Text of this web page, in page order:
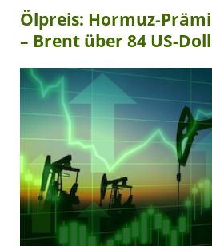
Ölpreis: Hormuz-
– Brent über 84 US-